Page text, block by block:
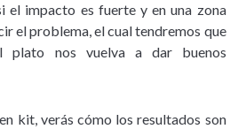
el impacto es fuerte y en una zona
el problema, el cual tendremos que
plato nos vuelva a dar buenos
kit, verás cómo los resultados son